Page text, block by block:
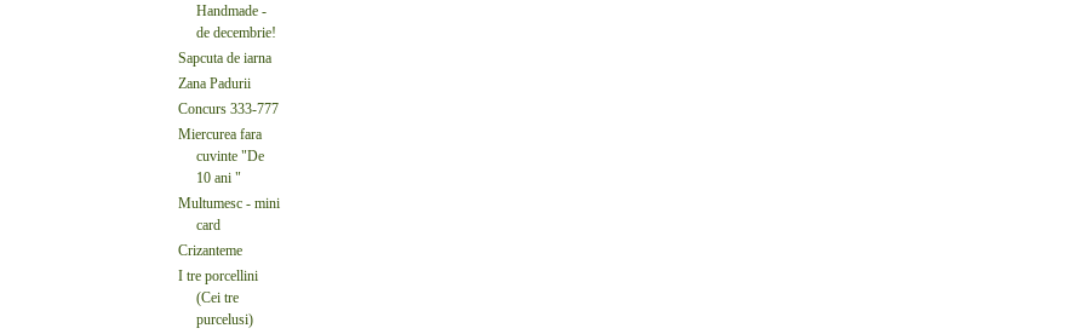
Handmade -
de decembrie!
Sapcuta de iarna
Zana Padurii
Concurs 333-777
Miercurea fara
cuvinte "De
10 ani "
Multumesc - mini
card
Crizanteme
I tre porcellini
(Cei tre
purcelusi)